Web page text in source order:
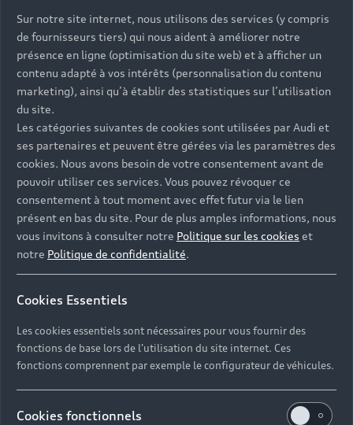
Sur notre site internet, nous utilisons des services (y compris
de fournisseurs tiers) qui nous aident à améliorer notre
présence en ligne (optimisation du site web) et à afficher un
contenu adapté à vos intérêts (personnalisation du contenu
marketing), ainsi qu’à établir des statistiques sur l’utilisation
du site.
Les catégories suivantes de cookies sont utilisées par Audi et
ses partenaires et peuvent être gérées via les paramètres des
cookies. Nous avons besoin de votre consentement avant de
pouvoir utiliser ces services. Vous pouvez révoquer ce
consentement à tout moment avec effet futur via le lien
présent en bas du site. Pour de plus amples informations, nous
vous invitons à consulter notre Politique sur les cookies et
notre Politique de confidentialité.
Cookies Essentiels
Les cookies essentiels sont nécessaires pour vous fournir des
fonctions de base lors de l'utilisation du site internet. Ces
fonctions comprennent par exemple le configurateur de véhicules.
Cookies fonctionnels